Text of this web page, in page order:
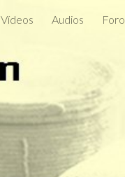
Vídeos Audios Foro